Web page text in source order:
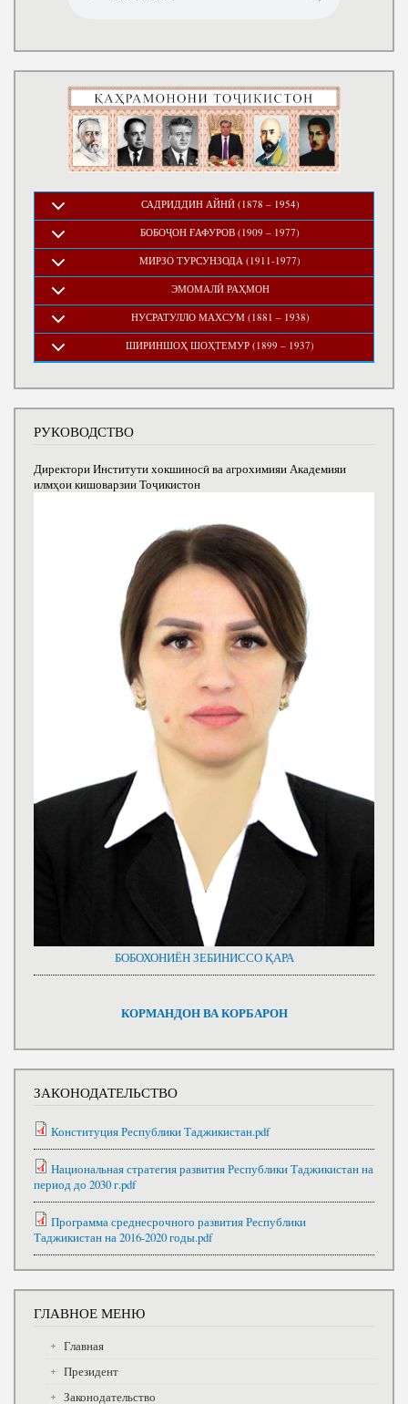
САДРИДДИН АЙНӢ (1878 – 1954)
БОБОҶОН ҒАФУРОВ (1909 – 1977)
МИРЗО ТУРСУНЗОДА (1911-1977)
ЭМОМАЛӢ РАҲМОН
НУСРАТУЛЛО МАХСУМ (1881 – 1938)
ШИРИНШОҲ ШОҲТЕМУР (1899 – 1937)
РУКОВОДСТВО
Директори Институти хокшиносӣ ва агрохимияи Академияи
илмҳои кишоварзии Тоҷикистон
БОБОХОНИЁН ЗЕБИНИССО ҚАРА
КОРМАНДОН ВА КОРБАРОН
ЗАКОНОДАТЕЛЬСТВО
Конституция Республики Таджикистан.pdf
Национальная стратегия развития Республики Таджикистан на
период до 2030 г.pdf
Программа среднесрочного развития Республики
Таджикистан на 2016-2020 годы.pdf
ГЛАВНОЕ МЕНЮ
Главная
Президент
Законодательство